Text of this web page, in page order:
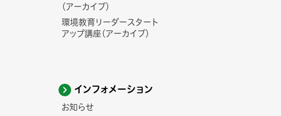
（アーカイブ）
環境教育リーダースタート
アップ講座（アーカイブ）
インフォメーション
お知らせ